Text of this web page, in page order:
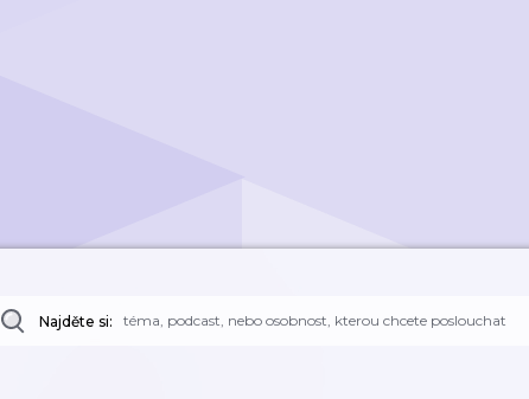
Najděte si: